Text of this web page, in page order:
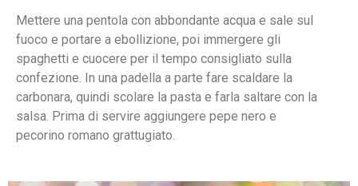
Mettere una pentola con abbondante acqua e sale sul
fuoco e portare a ebollizione, poi immergere gli
spaghetti e cuocere per il tempo consigliato sulla
confezione. In una padella a parte fare scaldare la
carbonara, quindi scolare la pasta e farla saltare con la
salsa. Prima di servire aggiungere pepe nero e
pecorino romano grattugiato.